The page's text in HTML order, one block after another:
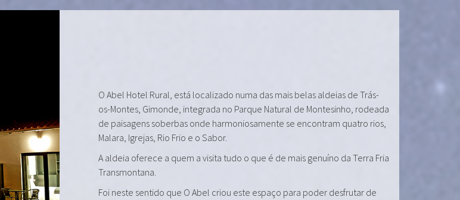
O Abel Hotel Rural, está localizado numa das mais belas aldeias de Trás-
os-Montes, Gimonde, integrada no Parque Natural de Montesinho, rodeada
de paisagens soberbas onde harmoniosamente se encontram quatro rios,
Malara, Igrejas, Rio Frio e o Sabor.
A aldeia oferece a quem a visita tudo o que é de mais genuíno da Terra Fria
Transmontana.
Foi neste sentido que O Abel criou este espaço para poder desfrutar de